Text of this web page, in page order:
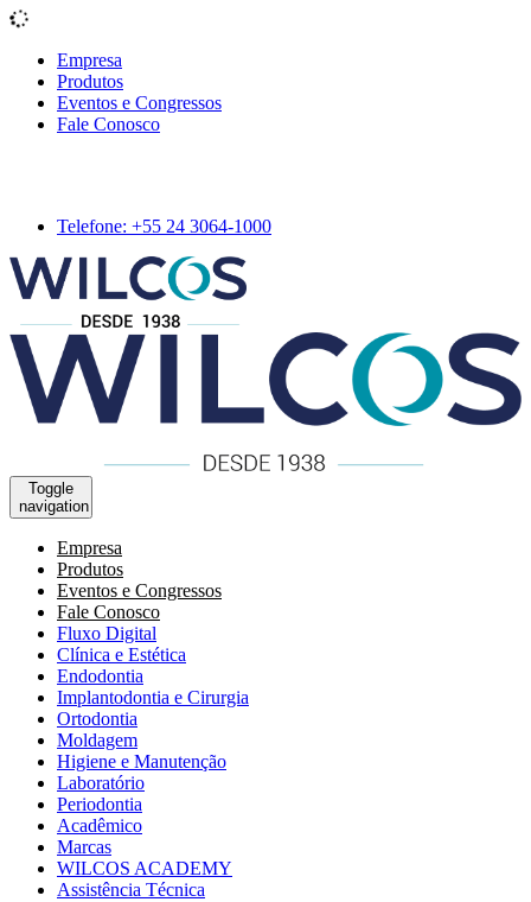
Empresa
Produtos
Eventos e Congressos
Fale Conosco
Telefone: +55 24 3064-1000
Toggle
navigation
Empresa
Produtos
Eventos e Congressos
Fale Conosco
Fluxo Digital
Clínica e Estética
Endodontia
Implantodontia e Cirurgia
Ortodontia
Moldagem
Higiene e Manutenção
Laboratório
Periodontia
Acadêmico
Marcas
WILCOS ACADEMY
Assistência Técnica